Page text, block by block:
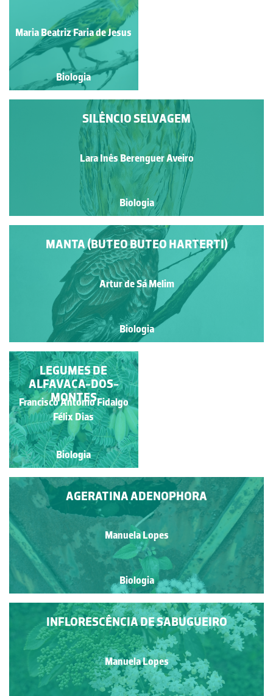
DO FRUTO DO DENTE-
DE-LEÃO
Carla Maria Fonseca
Gouveia
Biologia
SILÊNCIO SELVAGEM
Lara Inês Berenguer Aveiro
Biologia
MANTA (BUTEO BUTEO HARTERTI)
Artur de Sá Melim
Biologia
Maria Beatriz Faria de Jesus
Biologia
TURDUS ILIACUS -
TORDO MALVIZ
Fabiola Figueira
Biologia
AGERATINA ADENOPHORA
Manuela Lopes
Biologia
INFLORESCÊNCIA DE SABUGUEIRO
Manuela Lopes
LEGUMES DE
ALFAVACA-DOS-
MONTES
Francisco António Fidalgo
Félix Dias
Biologia